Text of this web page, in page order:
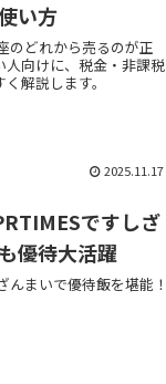
い方
のどれから売るのが正
向けに、税金・非課税
解説します。
2025.11.17
ですしざ
優待大活躍
んまいで優待飯を堪能！